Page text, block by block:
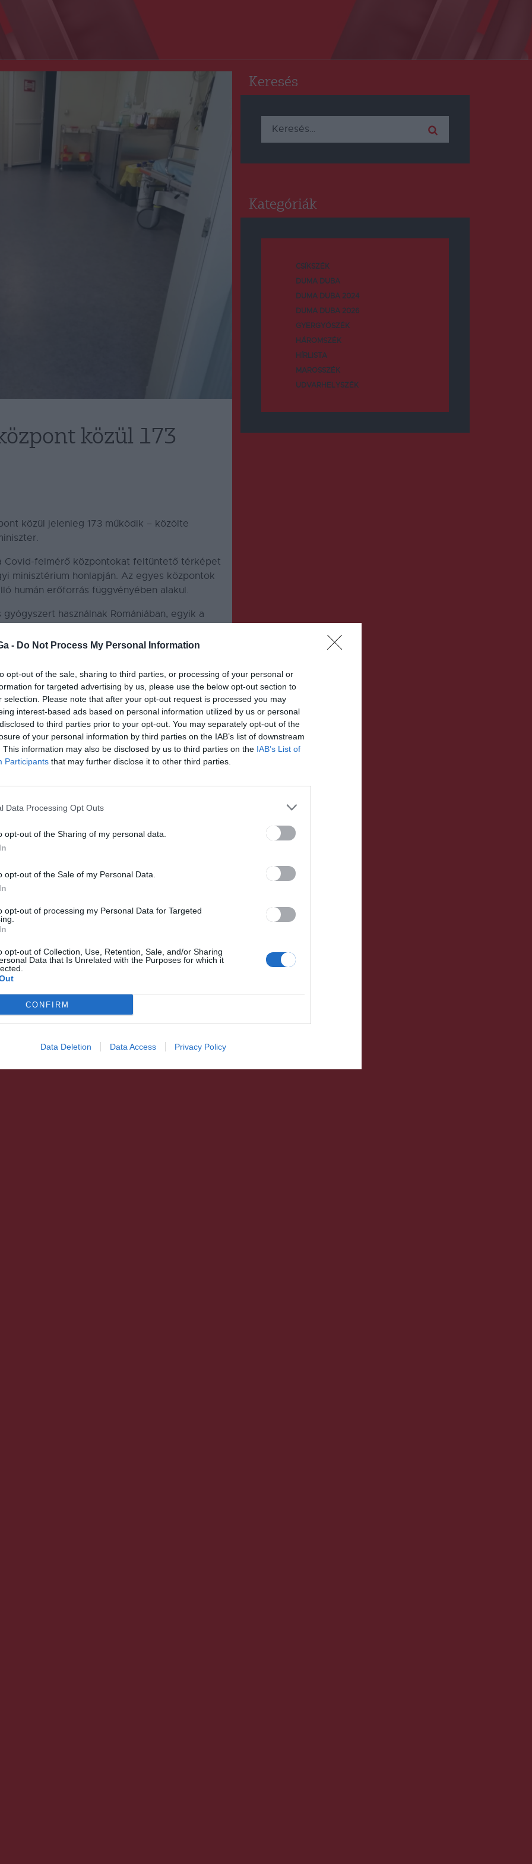
- Do Not Process My Personal Information
opt-out of the sale, sharing to third parties, or processing of your personal or
for targeted advertising by us, please use the below opt-out section to
selection. Please note that after your opt-out request is processed you may
interest-based ads based on personal information utilized by us or personal
to third parties prior to your opt-out. You may separately opt-out of the
of your personal information by third parties on the IAB’s list of downstream
This information may also be disclosed by us to third parties on the IAB’s List of
Participants that may further disclose it to other third parties.
Data Processing Opt Outs
opt-out of the Sharing of my personal data.
opt-out of the Sale of my Personal Data.
opt-out of processing my Personal Data for Targeted
opt-out of Collection, Use, Retention, Sale, and/or Sharing
Data that Is Unrelated with the Purposes for which it
CONFIRM
Data Deletion Data Access Privacy Policy
közül 173
közül jelenleg 173 működik – közölte
felmérő központokat feltüntető térképet
minisztérium honlapján. Az egyes központok
humán erőforrás függvényében alakul.
használnak Romániában, egyik a
Remdesivir, a másik a Favipiravir,
adnak ki. Utóbbit a tervek szerint a
fogják majd, ha sikerül nagy tételben
egészségügyi miniszter.
KÖVETKEZŐ BEJEGYZÉS
Jövő hét elejéig tízmillió
HÍRLISTA
Ügyvédje
Keresés
Keresés:
Kategóriák
CSÍKSZÉK
DUMA DUBA
DUMA DUBA 2024
DUMA DUBA 2026
GYERGYÓSZÉK
HÁROMSZÉK
HÍRLISTA
MAROSSZÉK
UDVARHELYSZÉK